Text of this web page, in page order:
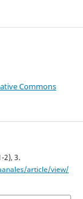
Commons
2), 3.
article/view/